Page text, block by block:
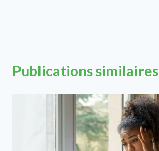
Publications similaires